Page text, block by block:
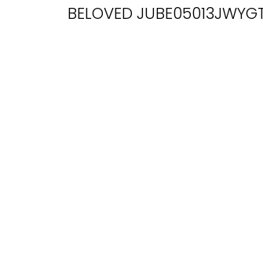
BELOVED